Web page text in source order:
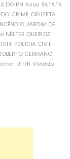
DO RN Assu BATATA
CRIME CRUZETA
JARDIM DE
NÉLTER QUEIROZ
POLÍCIA CIVIL
GERMANO
UFRN Vivaldo